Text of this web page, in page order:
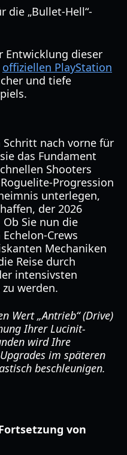
die „Bullet-Hell“-
Entwicklung dieser
offiziellen PlayStation
und tiefe
nach vorne für
das Fundament
Shooters
Progression
unterlegen,
der 2026
Sie nun die
Crews
Mechaniken
Reise durch
intensivsten
werden.
Wert „Antrieb“ (Drive)
Ihrer Lucinit-
wird Ihre
im späteren
beschleunigen.
von